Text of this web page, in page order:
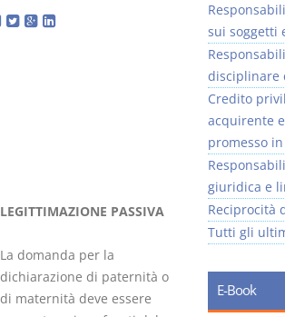
LEGITTIMAZIONE PASSIVA
La domanda per la
dichiarazione di paternità o
di maternità deve essere
sui soggetti
disciplinare
Credito
acquirente
promesso
giuridica e
Reciprocità
Tutti gli
E-Book